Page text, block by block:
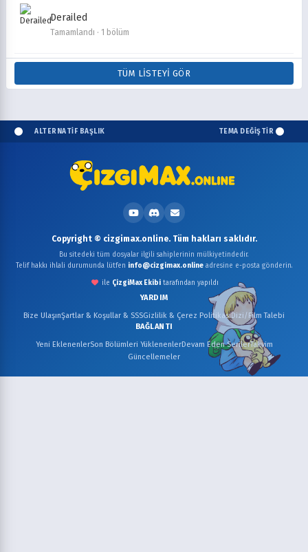
Derailed
Tamamlandı · 1 bölüm
TÜM LISTEYI GÖR
ALTERNATİF BAŞLIK TEMA DEĞİŞTİR
YARDIM
Bize UlaşınŞartlar & Koşullar & SSSGizlilik & Çerez Politikası Dizi/Film Talebi
BAĞLANTI
Yeni EklenenlerSon Bölümleri YüklenenlerDevam Eden SerilerTakvim
Güncellemeler
Copyright © cizgimax.online. Tüm hakları saklıdır.
Bu sitedeki tüm dosyalar ilgili sahiplerinin mülkiyetindedir.
Telif hakkı ihlali durumunda lütfen info@cizgimax.onlineadresine e-posta gönderin.
ile ÇizgiMax Ekibitarafından yapıldı